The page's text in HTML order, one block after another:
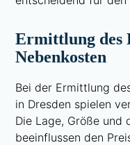
Ermittlung des
Nebenkosten
Bei der Ermittlung
in Dresden spielen
Die Lage, Größe und
beeinflussen den